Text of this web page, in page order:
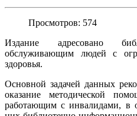
Просмотров: 574
Издание адресовано
обслуживающим людей с
здоровья.
Основной задачей данных
оказание методической
работающим с инвалидами, в